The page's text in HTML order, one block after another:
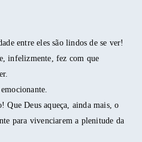
entre eles são lindos de se ver!
infelizmente, fez com que
Que Deus aqueça, ainda mais, o
para vivenciarem a plenitude da